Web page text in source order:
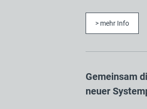
> mehr Info
Gemeinsam
neuer